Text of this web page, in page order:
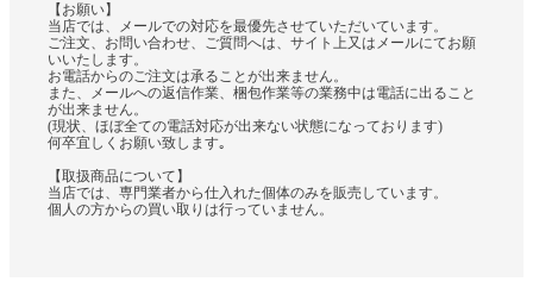
【お願い】
当店では、メールでの対応を最優先させていただいています。
ご注文、お問い合わせ、ご質問へは、サイト上又はメールにてお願
いいたします。
お電話からのご注文は承ることが出来ません。
また、メールへの返信作業、梱包作業等の業務中は電話に出ること
が出来ません。
(現状、ほぼ全ての電話対応が出来ない状態になっております)
何卒宜しくお願い致します｡
【取扱商品について】
当店では、専門業者から仕入れた個体のみを販売しています。
個人の方からの買い取りは行っていません。